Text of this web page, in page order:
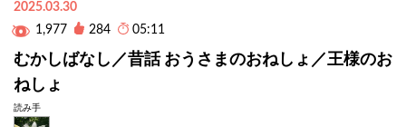
2025.03.30
1,977
284 05:11
むかしばなし／昔話 おうさまのおねしょ／王様のお
ねしょ
読み手